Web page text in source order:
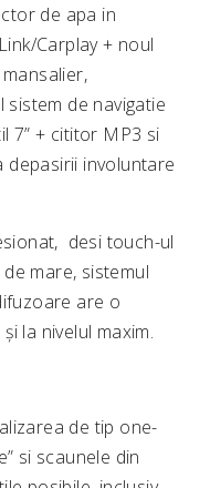
de apa in
Carplay + noul
sistem de navigatie
7” + cititor MP3 si
depasirii involuntare
desi touch-ul
mare, sistemul
are o
la nivelul maxim.
de tip one-
si scaunele din